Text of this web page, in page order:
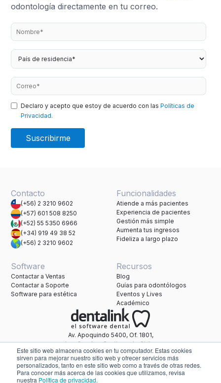
Este sitio web almacena cookies en tu computador. Estas cookies
sirven para mejorar nuestro sitio web y ofrecer servicios más
personalizados, tanto en este sitio web como a través de otras redes.
Para conocer más acerca de las cookies que utilizamos, revisa
nuestra Política de privacidad.
odontología directamente en tu correo.
Declaro y acepto que estoy de acuerdo con lasPolíticas de
Privacidad.
Av. Apoquindo 5400, Of. 1801,
Las Condes, Santiago de Chile.
Una marca de Healthatom.
Contacto
(+56) 2 3210 9602
(+57) 601 508 8250
(+52) 55 5350 6966
(+34) 919 49 38 52
(+56) 2 3210 9602
Funcionalidades
Atiende a más pacientes
Experiencia de pacientes
Gestión más simple
Aumenta tus ingresos
Fideliza a largo plazo
Software
Contactar a Ventas
Contactar a Soporte
Software para estética
Recursos
Blog
Guías para odontólogos
Eventos y Lives
Académico